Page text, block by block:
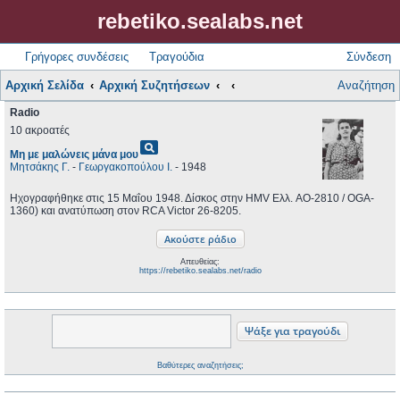
rebetiko.sealabs.net
Γρήγορες συνδέσεις Τραγούδια Σύνδεση
Αρχική Σελίδα Αρχική Συζητήσεων Αναζήτηση
Radio
10 ακροατές
Μη με μαλώνεις μάνα μουpageview
Μητσάκης Γ. - Γεωργακοπούλου Ι. - 1948
Ηχογραφήθηκε στις 15 Μαΐου 1948. Δίσκος στην HMV Ελλ. AO-2810 / OGA-
1360) και ανατύπωση στον RCA Victor 26-8205.
Απευθείας:
https://rebetiko.sealabs.net/radio
Βαθύτερες αναζητήσεις;